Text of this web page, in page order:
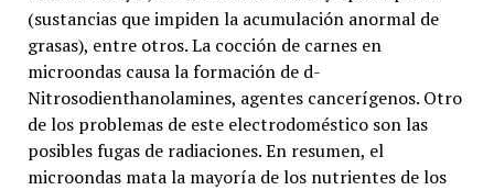
(sustancias que impiden la acumulación anormal de
grasas), entre otros. La cocción de carnes en
microondas causa la formación de d-
Nitrosodienthanolamines, agentes cancerígenos. Otro
de los problemas de este electrodoméstico son las
posibles fugas de radiaciones. En resumen, el
microondas mata la mayoría de los nutrientes de los